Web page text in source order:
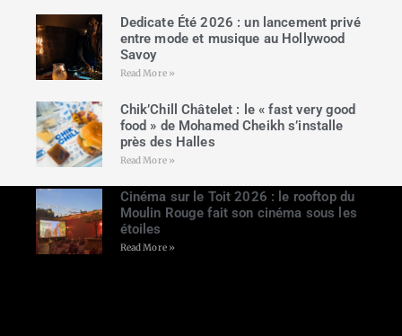
Dedicate Été 2026 : un lancement privé
entre mode et musique au Hollywood
Savoy
Read More »
Chik’Chill Châtelet : le « fast very good
food » de Mohamed Cheikh s’installe
près des Halles
Read More »
Cinéma sur le Toit 2026 : le rooftop du
Moulin Rouge fait son cinéma sous les
étoiles
Read More »